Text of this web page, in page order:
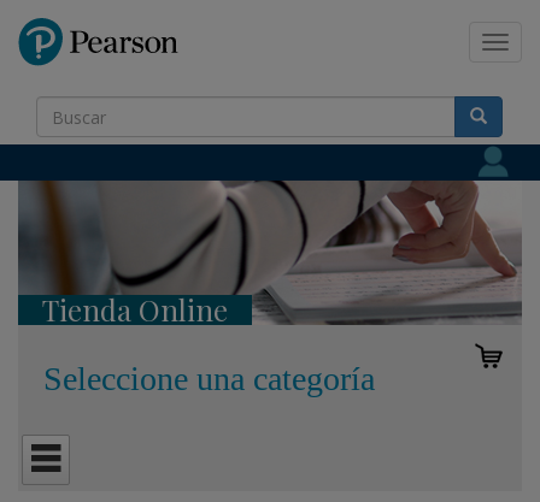
Tienda Online
Seleccione una categoría